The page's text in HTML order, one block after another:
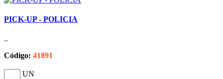
PICK-UP - POLICIA
..
Código: 41891
UN